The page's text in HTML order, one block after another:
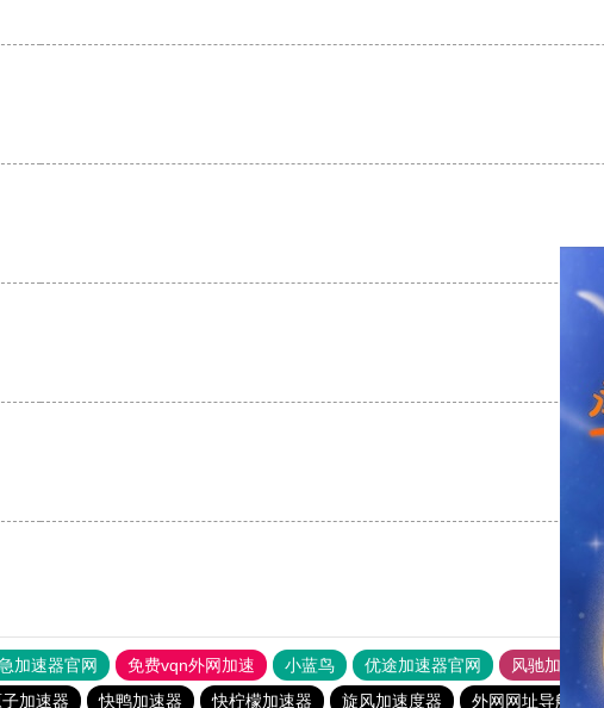
加速器官网 免费vqn外网加速 小蓝鸟 优途加速器官网 风驰加速器
子加速器 快鸭加速器 快柠檬加速器 旋风加速度器 外网网址导航